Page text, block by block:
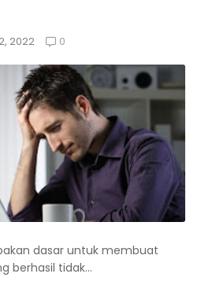
2022 0
dasar untuk membuat
berhasil tidak...